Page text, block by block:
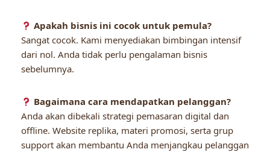
Apakah bisnis ini cocok untuk pemula?
Sangat cocok. Kami menyediakan bimbingan intensif
dari nol. Anda tidak perlu pengalaman bisnis
sebelumnya.
Bagaimana cara mendapatkan pelanggan?
Anda akan dibekali strategi pemasaran digital dan
offline. Website replika, materi promosi, serta grup
support akan membantu Anda menjangkau pelanggan